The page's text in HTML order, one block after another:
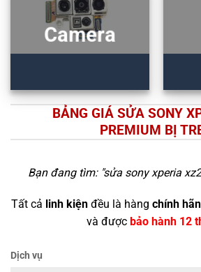
Camera
BẢNG GIÁ SỬA SONY
PREMIUM BỊ
Bạn đang tìm: "sửa sony xperia
Tất cả linh kiện đều là hàng chính
và được bảo hành 12
Dịch vụ